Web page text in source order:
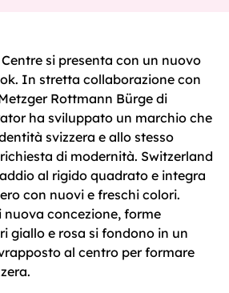
si presenta con un nuovo
In stretta collaborazione con
Rottmann Bürge di
ha sviluppato un marchio che
svizzera e allo stesso
di modernità. Switzerland
al rigido quadrato e integra
con nuovi e freschi colori.
concezione, forme
giallo e rosa si fondono in un
al centro per formare